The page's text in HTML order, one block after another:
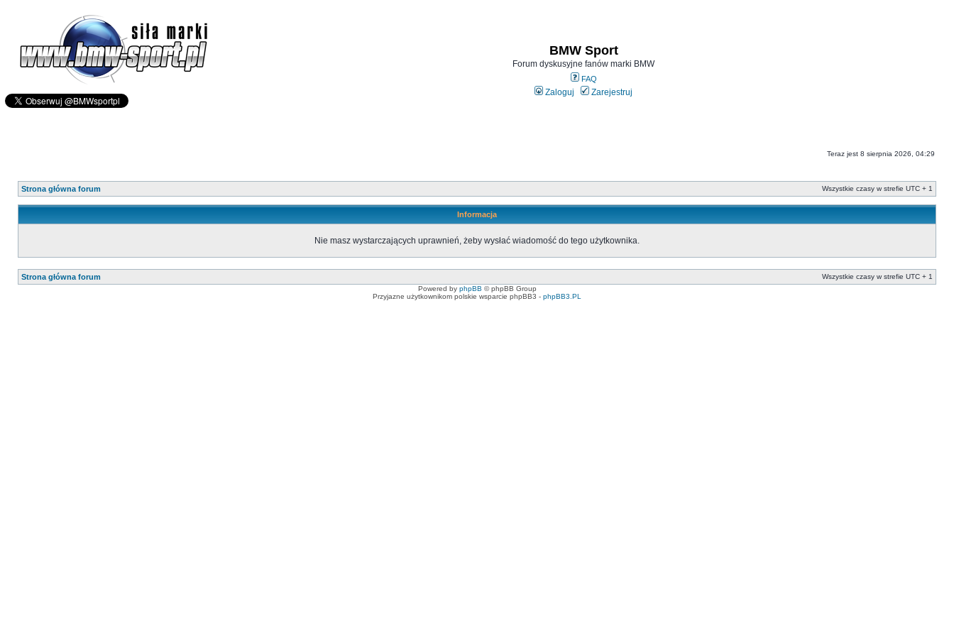
BMW Sport
Forum dyskusyjne fanów marki BMW
FAQ
Zaloguj Zarejestruj
Teraz jest 8 sierpnia 2026, 04:29
Strona główna forum Wszystkie czasy w strefie UTC + 1
Informacja
Nie masz wystarczających uprawnień, żeby wysłać wiadomość do tego użytkownika.
Strona główna forum
Wszystkie czasy w strefie UTC + 1
Powered by phpBB © phpBB Group
Przyjazne użytkownikom polskie wsparcie phpBB3 - phpBB3.PL